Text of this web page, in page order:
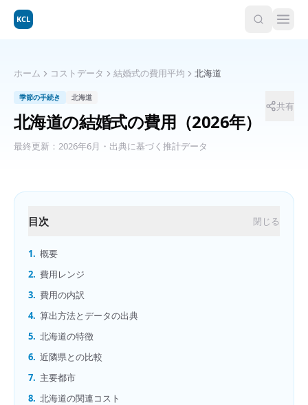
KCL
ホーム コストデータ 結婚式の費用平均 北海道
季節の手続き 北海道
北海道の結婚式の費用 （2026年）
最終更新： 2026年6月 ・出典に基づく推計データ
共有
目次 閉じる
1. 概要
2. 費用レンジ
3. 費用の内訳
4. 算出方法とデータの出典
5. 北海道の特徴
6. 近隣県との比較
7. 主要都市
8. 北海道の関連コスト